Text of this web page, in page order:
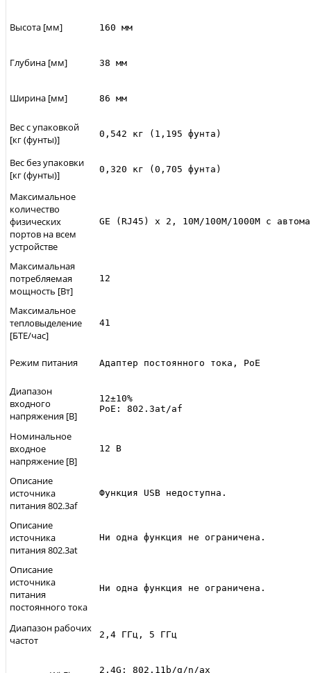
Высота [мм] 160 мм
Глубина [мм] 38 мм
Ширина [мм] 86 мм
Вес с упаковкой
[кг (фунты)]
0,542 кг (1,195 фунта)
Вес без упаковки
[кг (фунты)]
0,320 кг (0,705 фунта)
Максимальное
количество
физических
портов на всем
устройстве
GE (RJ45) x 2, 10M/100M/1000M с
Максимальная
потребляемая
мощность [Вт]
12
Максимальное
тепловыделение
[БТЕ/час]
41
Режим питания Адаптер постоянного тока, PoE
Диапазон
входного
напряжения [В]
12±10%
PoE: 802.3at/af
Номинальное
входное
напряжение [В]
12 В
Описание
источника
питания 802.3af
Функция USB недоступна.
Описание
источника
питания 802.3at
Ни одна функция не ограничена.
Описание
источника
питания
постоянного тока
Ни одна функция не ограничена.
Диапазон рабочих
частот
2,4 ГГц, 5 ГГц
2,4G: 802.11b/g/n/ax